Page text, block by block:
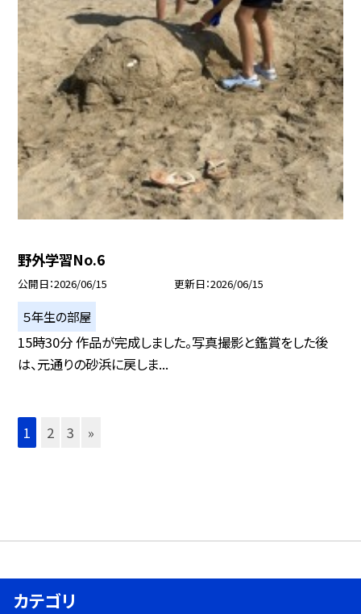
野外学習No.6
公開日 2026/06/15 更新日 2026/06/15
５年生の部屋
15時30分 作品が完成しました。写真撮影と鑑賞をした後
は、元通りの砂浜に戻しま...
1 2 3 »
カテゴリ